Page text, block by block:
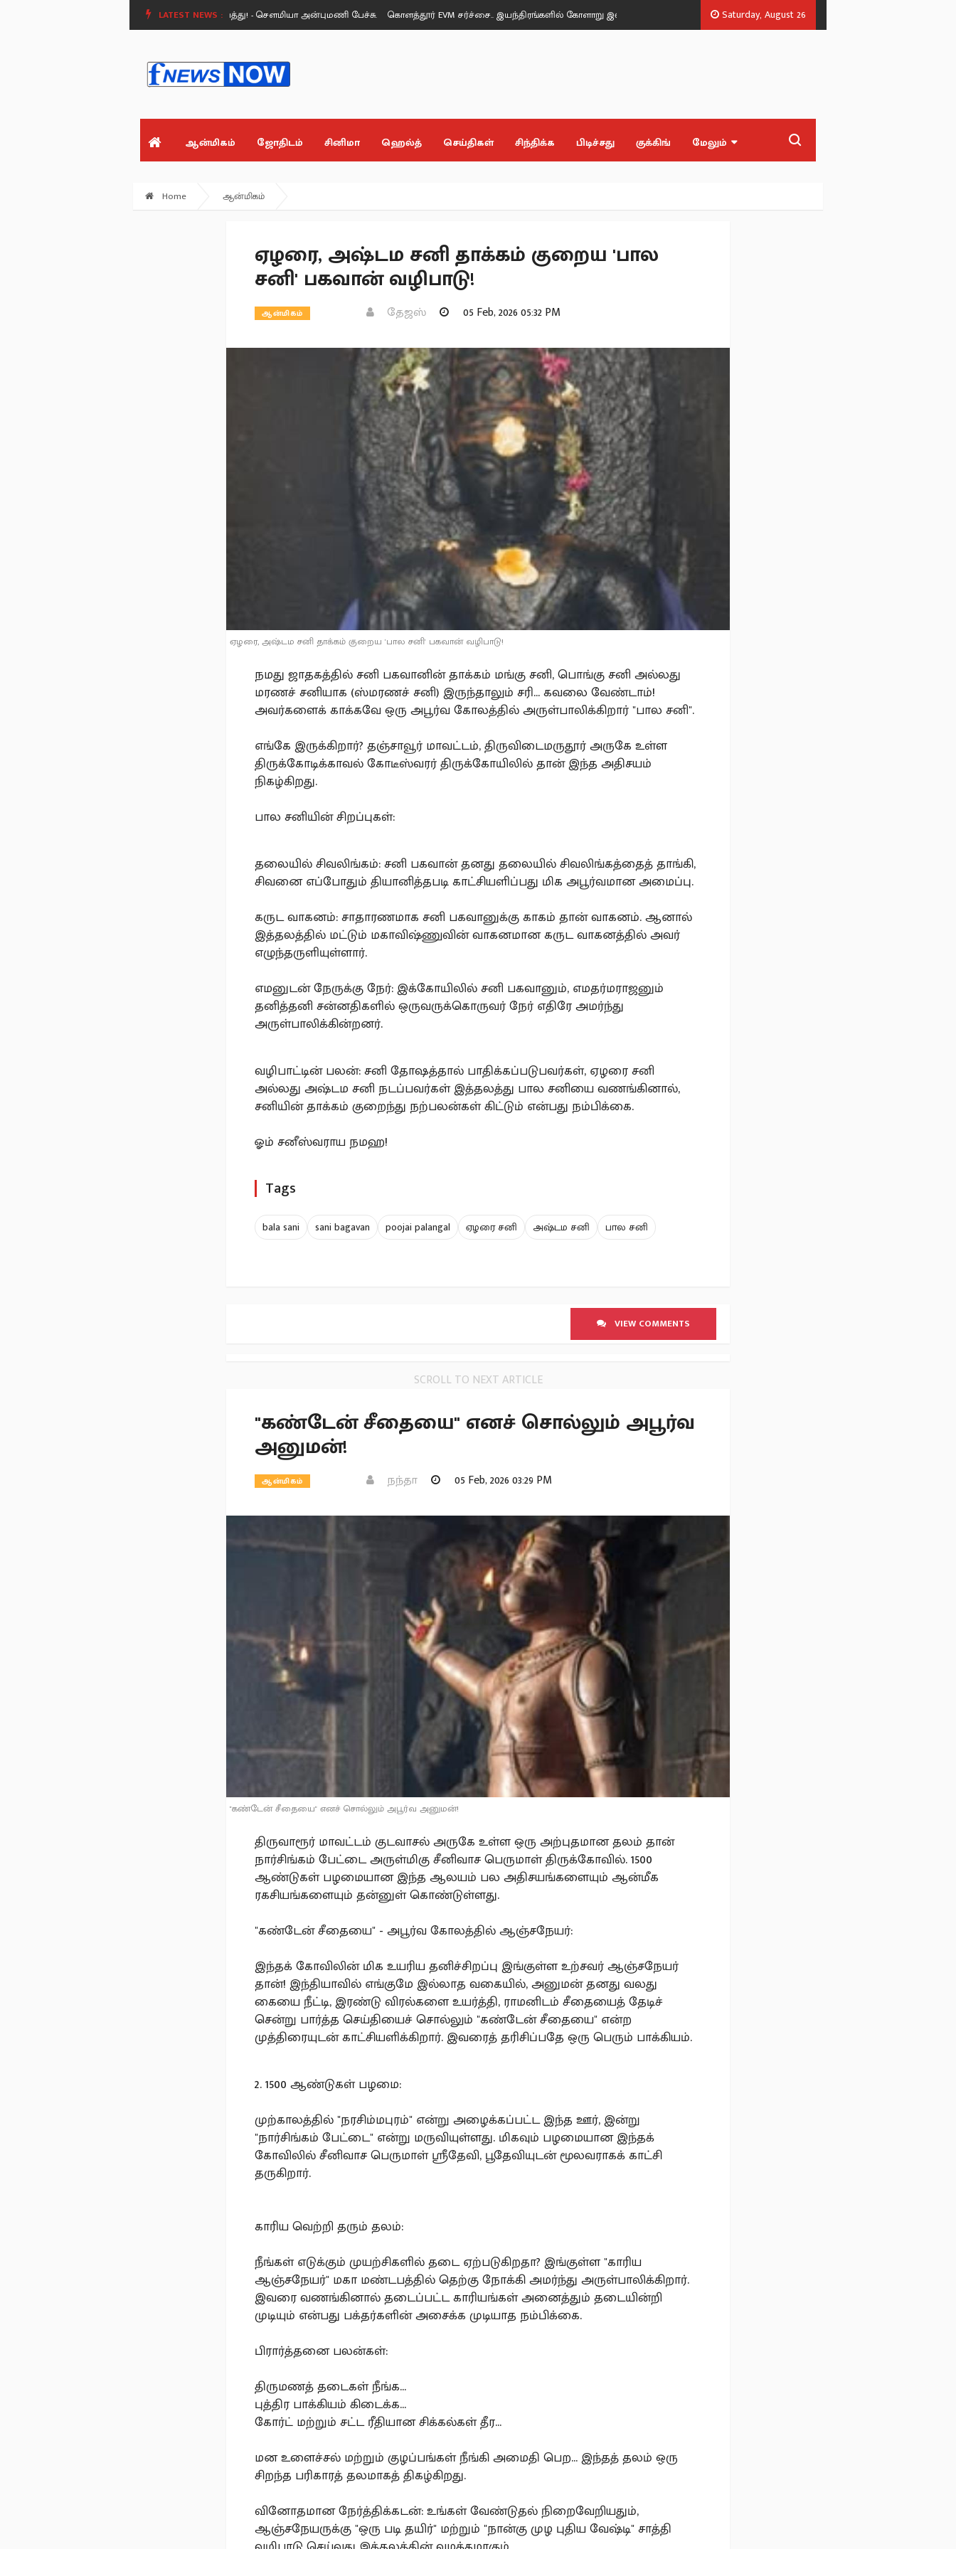
LATEST NEWS :
மேக்கேதாட்டு அணையால் வரும் பேராபத்து! - சௌமியா அன்புமணி பேச்சு. கொளத்தூர் EVM சர்ச்சை.. இயந்திரங்களில் கோளாறு இல்லை - தேர்தல் அலுவலர். அரசியல் பழிவாங்கும் நோக்கோடு பிஆர் சுந்தர் கைது? -
Saturday, August 26
ஆன்மிகம் ஜோதிடம் சினிமா ஹெல்த் செய்திகள் சிந்திக்க பிடிச்சது குக்கிங் மேலும்
Home ஆன்மிகம்
ஏழரை, அஷ்டம சனி தாக்கம் குறைய 'பால
சனி' பகவான் வழிபாடு!
ஆன்மிகம் தேஜஸ் 05 Feb, 2026 05:32 PM
ஏழரை, அஷ்டம சனி தாக்கம் குறைய 'பால சனி' பகவான் வழிபாடு!
நமது ஜாதகத்தில் சனி பகவானின் தாக்கம் மங்கு சனி, பொங்கு சனி அல்லது
மரணச் சனியாக (ஸ்மரணச் சனி) இருந்தாலும் சரி... கவலை வேண்டாம்!
அவர்களைக் காக்கவே ஒரு அபூர்வ கோலத்தில் அருள்பாலிக்கிறார் "பால சனி".
எங்கே இருக்கிறார்? தஞ்சாவூர் மாவட்டம், திருவிடைமருதூர் அருகே உள்ள
திருக்கோடிக்காவல் கோடீஸ்வரர் திருக்கோயிலில் தான் இந்த அதிசயம்
நிகழ்கிறது.
பால சனியின் சிறப்புகள்:
தலையில் சிவலிங்கம்: சனி பகவான் தனது தலையில் சிவலிங்கத்தைத் தாங்கி,
சிவனை எப்போதும் தியானித்தபடி காட்சியளிப்பது மிக அபூர்வமான அமைப்பு.
கருட வாகனம்: சாதாரணமாக சனி பகவானுக்கு காகம் தான் வாகனம். ஆனால்
இத்தலத்தில் மட்டும் மகாவிஷ்ணுவின் வாகனமான கருட வாகனத்தில் அவர்
எழுந்தருளியுள்ளார்.
எமனுடன் நேருக்கு நேர்: இக்கோயிலில் சனி பகவானும், எமதர்மராஜனும்
தனித்தனி சன்னதிகளில் ஒருவருக்கொருவர் நேர் எதிரே அமர்ந்து
அருள்பாலிக்கின்றனர்.
வழிபாட்டின் பலன்: சனி தோஷத்தால் பாதிக்கப்படுபவர்கள், ஏழரை சனி
அல்லது அஷ்டம சனி நடப்பவர்கள் இத்தலத்து பால சனியை வணங்கினால்,
சனியின் தாக்கம் குறைந்து நற்பலன்கள் கிட்டும் என்பது நம்பிக்கை.
ஓம் சனீஸ்வராய நமஹ!
Tags
bala sani sani bagavan poojai palangal ஏழரை சனி அஷ்டம சனி பால சனி
VIEW COMMENTS
SCROLL TO NEXT ARTICLE
"கண்டேன் சீதையை" எனச் சொல்லும் அபூர்வ
அனுமன்!
ஆன்மிகம் நந்தா 05 Feb, 2026 03:29 PM
"கண்டேன் சீதையை" எனச் சொல்லும் அபூர்வ அனுமன்!
திருவாரூர் மாவட்டம் குடவாசல் அருகே உள்ள ஒரு அற்புதமான தலம் தான்
நார்சிங்கம் பேட்டை அருள்மிகு சீனிவாச பெருமாள் திருக்கோவில். 1500
ஆண்டுகள் பழமையான இந்த ஆலயம் பல அதிசயங்களையும் ஆன்மீக
ரகசியங்களையும் தன்னுள் கொண்டுள்ளது.
"கண்டேன் சீதையை" - அபூர்வ கோலத்தில் ஆஞ்சநேயர்:
இந்தக் கோவிலின் மிக உயரிய தனிச்சிறப்பு இங்குள்ள உற்சவர் ஆஞ்சநேயர்
தான்! இந்தியாவில் எங்குமே இல்லாத வகையில், அனுமன் தனது வலது
கையை நீட்டி, இரண்டு விரல்களை உயர்த்தி, ராமனிடம் சீதையைத் தேடிச்
சென்று பார்த்த செய்தியைச் சொல்லும் "கண்டேன் சீதையை" என்ற
முத்திரையுடன் காட்சியளிக்கிறார். இவரைத் தரிசிப்பதே ஒரு பெரும் பாக்கியம்.
2. 1500 ஆண்டுகள் பழமை:
முற்காலத்தில் "நரசிம்மபுரம்" என்று அழைக்கப்பட்ட இந்த ஊர், இன்று
"நார்சிங்கம் பேட்டை" என்று மருவியுள்ளது. மிகவும் பழமையான இந்தக்
கோவிலில் சீனிவாச பெருமாள் ஸ்ரீதேவி, பூதேவியுடன் மூலவராகக் காட்சி
தருகிறார்.
காரிய வெற்றி தரும் தலம்:
நீங்கள் எடுக்கும் முயற்சிகளில் தடை ஏற்படுகிறதா? இங்குள்ள "காரிய
ஆஞ்சநேயர்" மகா மண்டபத்தில் தெற்கு நோக்கி அமர்ந்து அருள்பாலிக்கிறார்.
இவரை வணங்கினால் தடைப்பட்ட காரியங்கள் அனைத்தும் தடையின்றி
முடியும் என்பது பக்தர்களின் அசைக்க முடியாத நம்பிக்கை.
பிரார்த்தனை பலன்கள்:
திருமணத் தடைகள் நீங்க...
புத்திர பாக்கியம் கிடைக்க...
கோர்ட் மற்றும் சட்ட ரீதியான சிக்கல்கள் தீர...
மன உளைச்சல் மற்றும் குழப்பங்கள் நீங்கி அமைதி பெற... இந்தத் தலம் ஒரு
சிறந்த பரிகாரத் தலமாகத் திகழ்கிறது.
வினோதமான நேர்த்திக்கடன்: உங்கள் வேண்டுதல் நிறைவேறியதும்,
ஆஞ்சநேயருக்கு "ஒரு படி தயிர்" மற்றும் "நான்கு முழ புதிய வேஷ்டி" சாத்தி